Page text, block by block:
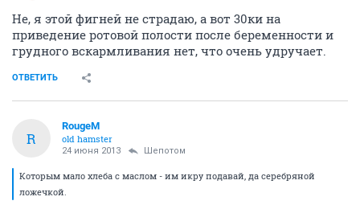
Не, я этой фигней не страдаю, а вот 30ки на
приведение ротовой полости после беременности и
грудного вскармливания нет, что очень удручает.
ОТВЕТИТЬ
R
RougeM
old hamster
24 июня 2013 Шепотом
Которым мало хлеба с маслом - им икру подавай, да серебряной
ложечкой.